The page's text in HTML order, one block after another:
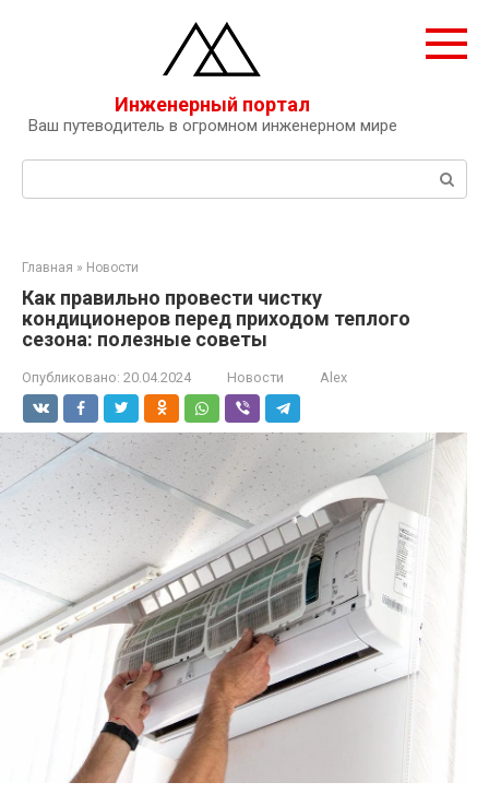
Инженерный портал
Ваш путеводитель в огромном инженерном мире
Поиск:
Главная » Новости
Как правильно провести чистку
кондиционеров перед приходом теплого
сезона: полезные советы
Опубликовано: 20.04.2024 Новости Alex